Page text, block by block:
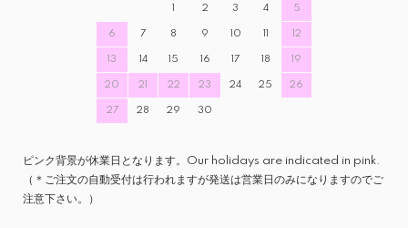
1 2 3 4 5
6 7 8 9 10 11 12
13 14 15 16 17 18 19
20 21 22 23 24 25 26
27 28 29 30
ピンク背景が休業日となります。Our holidays are indicated in pink.
（＊ご注文の自動受付は行われますが発送は営業日のみになりますのでご
注意下さい。）